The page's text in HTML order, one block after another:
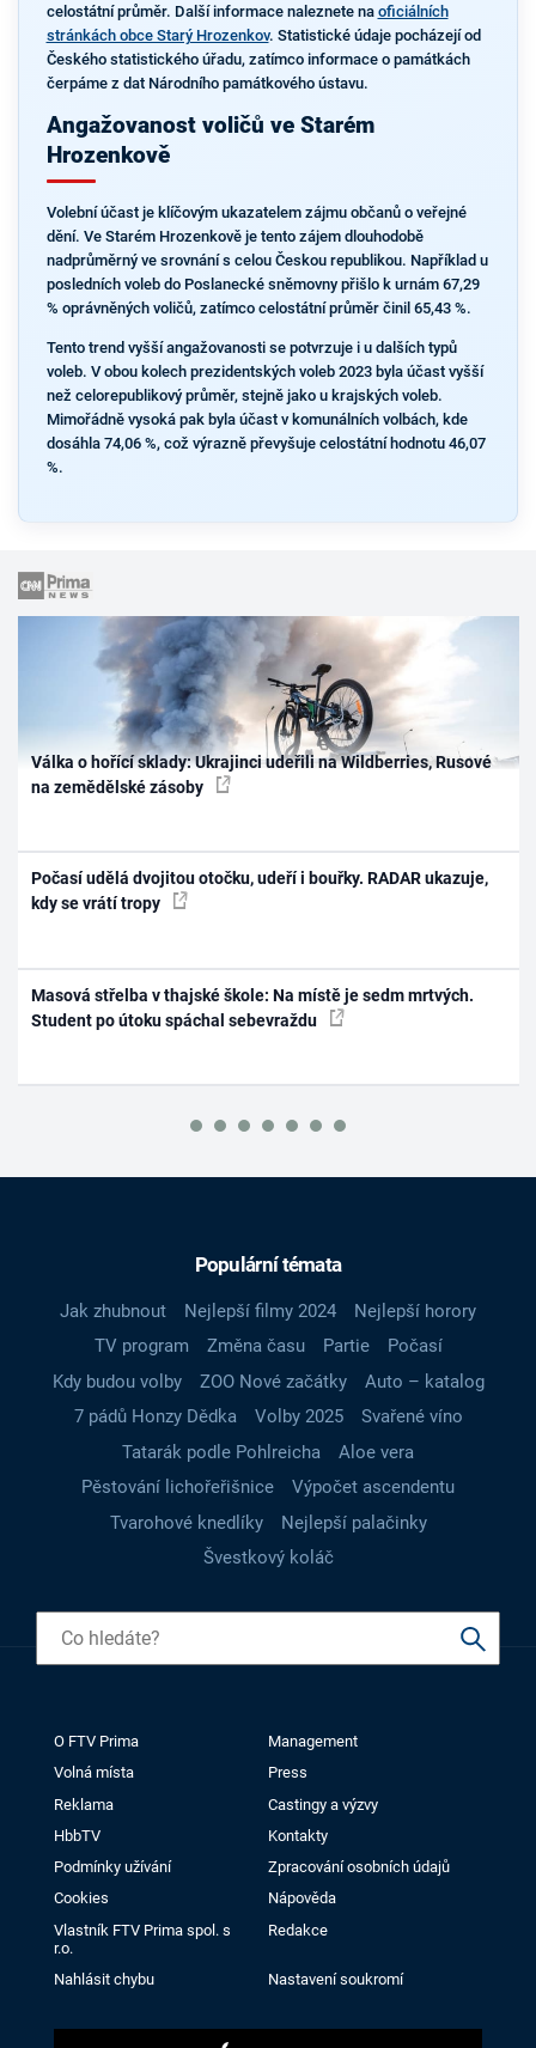
celostátní průměr. Další informace naleznete na oficiálních
stránkách obce Starý Hrozenkov. Statistické údaje pocházejí od
Českého statistického úřadu, zatímco informace o památkách
čerpáme z dat Národního památkového ústavu.
Angažovanost voličů ve Starém
Hrozenkově
Volební účast je klíčovým ukazatelem zájmu občanů o veřejné
dění. Ve Starém Hrozenkově je tento zájem dlouhodobě
nadprůměrný ve srovnání s celou Českou republikou. Například u
posledních voleb do Poslanecké sněmovny přišlo k urnám 67,29
% oprávněných voličů, zatímco celostátní průměr činil 65,43 %.
Tento trend vyšší angažovanosti se potvrzuje i u dalších typů
voleb. V obou kolech prezidentských voleb 2023 byla účast vyšší
než celorepublikový průměr, stejně jako u krajských voleb.
Mimořádně vysoká pak byla účast v komunálních volbách, kde
dosáhla 74,06 %, což výrazně převyšuje celostátní hodnotu 46,07
%.
Válka o hořící sklady: Ukrajinci udeřili na Wildberries, Rusové
na zemědělské zásoby
Počasí udělá dvojitou otočku, udeří i bouřky. RADAR ukazuje,
kdy se vrátí tropy
Masová střelba v thajské škole: Na místě je sedm mrtvých.
Student po útoku spáchal sebevraždu
Populární témata
Jak zhubnout Nejlepší filmy 2024
Nejlepší horory
TV program
Změna času Partie
Počasí
Kdy budou volby
ZOO Nové začátky
Auto – katalog
7 pádů Honzy Dědka
Volby 2025
Svařené víno
Tatarák podle Pohlreicha
Aloe vera
Pěstování lichořeřišnice
Výpočet ascendentu
Tvarohové knedlíky
Nejlepší palačinky
Švestkový koláč
O FTV Prima
Management
Volná místa
Press
Reklama
Castingy a výzvy
HbbTV
Kontakty
Podmínky užívání
Zpracování osobních údajů
Cookies
Nápověda
Vlastník FTV Prima spol. s
r.o.
Redakce
Nahlásit chybu Nastavení soukromí